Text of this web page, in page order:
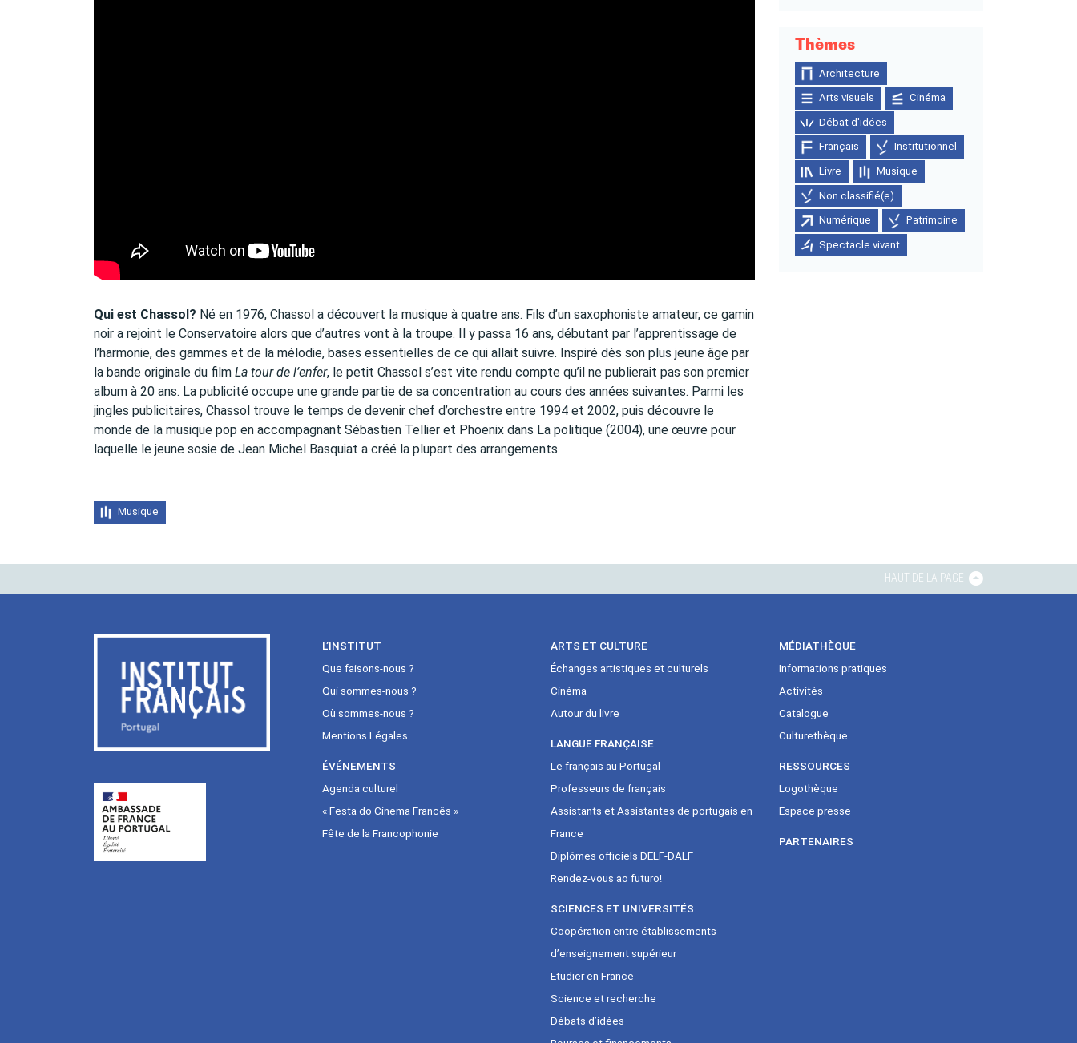
Qui est Chassol? Né en 1976, Chassol a découvert la musique à quatre ans. Fils d’un saxophoniste amateur, ce gamin
noir a rejoint le Conservatoire alors que d’autres vont à la troupe. Il y passa 16 ans, débutant par l’apprentissage de
l’harmonie, des gammes et de la mélodie, bases essentielles de ce qui allait suivre. Inspiré dès son plus jeune âge par
la bande originale du film La tour de l’enfer, le petit Chassol s’est vite rendu compte qu’il ne publierait pas son premier
album à 20 ans. La publicité occupe une grande partie de sa concentration au cours des années suivantes. Parmi les
jingles publicitaires, Chassol trouve le temps de devenir chef d’orchestre entre 1994 et 2002, puis découvre le
monde de la musique pop en accompagnant Sébastien Tellier et Phoenix dans La politique (2004), une œuvre pour
laquelle le jeune sosie de Jean Michel Basquiat a créé la plupart des arrangements.
Musique
Thèmes
Architecture
Arts visuels Cinéma
Débat d'idées
Français Institutionnel
Livre Musique
Non classifié(e)
Numérique Patrimoine
Spectacle vivant
HAUT DE LA PAGE
L’INSTITUT
Que faisons-nous ?
Qui sommes-nous ?
Où sommes-nous ?
Mentions Légales
ÉVÉNEMENTS
Agenda culturel
« Festa do Cinema Francês »
Fête de la Francophonie
ARTS ET CULTURE
Échanges artistiques et culturels
Cinéma
Autour du livre
LANGUE FRANÇAISE
Le français au Portugal
Professeurs de français
Assistants et Assistantes de portugais en
France
Diplômes officiels DELF-DALF
Rendez-vous ao futuro!
SCIENCES ET UNIVERSITÉS
Coopération entre établissements
d’enseignement supérieur
Etudier en France
Science et recherche
Débats d’idées
MÉDIATHÈQUE
Informations pratiques
Activités
Catalogue
Culturethèque
RESSOURCES
Logothèque
Espace presse
PARTENAIRES